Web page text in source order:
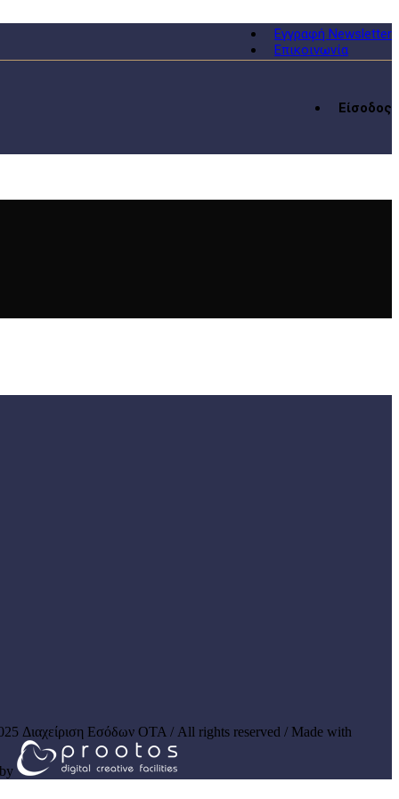
Εγγραφή Newsletter
Επικοινωνία
Είσοδος
Διαχείριση Εσόδων ΟΤΑ / All rights reserved / Made with